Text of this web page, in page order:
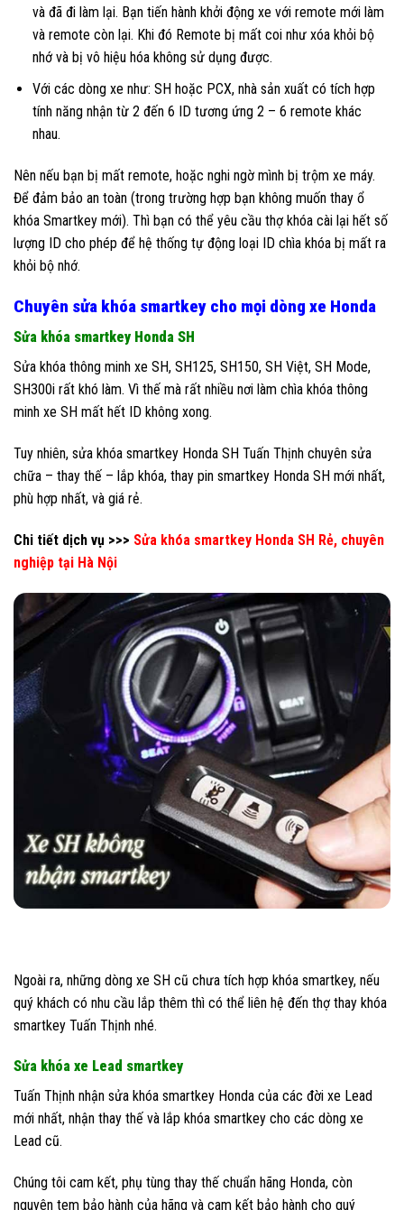
và đã đi làm lại. Bạn tiến hành khởi động xe với remote mới làm
và remote còn lại. Khi đó Remote bị mất coi như xóa khỏi bộ
nhớ và bị vô hiệu hóa không sử dụng được.
Với các dòng xe như: SH hoặc PCX, nhà sản xuất có tích hợp
tính năng nhận từ 2 đến 6 ID tương ứng 2 – 6 remote khác
nhau.
Nên nếu bạn bị mất remote, hoặc nghi ngờ mình bị trộm xe máy.
Để đảm bảo an toàn (trong trường hợp bạn không muốn thay ổ
khóa Smartkey mới). Thì bạn có thể yêu cầu thợ khóa cài lại hết số
lượng ID cho phép để hệ thống tự động loại ID chìa khóa bị mất ra
khỏi bộ nhớ.
Chuyên sửa khóa smartkey cho mọi dòng xe Honda
Sửa khóa smartkey Honda SH
Sửa khóa thông minh xe SH, SH125, SH150, SH Việt, SH Mode,
SH300i rất khó làm. Vì thế mà rất nhiều nơi làm chìa khóa thông
minh xe SH mất hết ID không xong.
Tuy nhiên, sửa khóa smartkey Honda SH Tuấn Thịnh chuyên sửa
chữa – thay thế – lắp khóa, thay pin smartkey Honda SH mới nhất,
phù hợp nhất, và giá rẻ.
Chi tiết dịch vụ >>> Sửa khóa smartkey Honda SH Rẻ, chuyên
nghiệp tại Hà Nội
Ngoài ra, những dòng xe SH cũ chưa tích hợp khóa smartkey, nếu
quý khách có nhu cầu lắp thêm thì có thể liên hệ đến thợ thay khóa
smartkey Tuấn Thịnh nhé.
Sửa khóa xe Lead smartkey
Tuấn Thịnh nhận sửa khóa smartkey Honda của các đời xe Lead
mới nhất, nhận thay thế và lắp khóa smartkey cho các dòng xe
Lead cũ.
Chúng tôi cam kết, phụ tùng thay thế chuẩn hãng Honda, còn
nguyên tem bảo hành của hãng và cam kết bảo hành cho quý